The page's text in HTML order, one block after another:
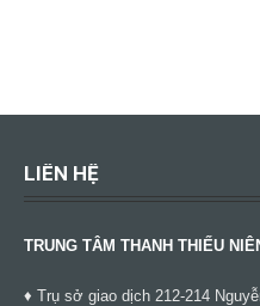
LIÊN HỆ
TRUNG TÂM THANH THIẾU
♦ Trụ sở giao dịch 212-214